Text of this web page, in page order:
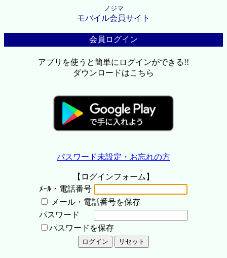
ノジマ
モバイル会員サイト
会員ログイン
アプリを使うと簡単にログインができる!!
ダウンロードはこちら
パスワード未設定・お忘れの方
【ログインフォーム】
ﾒｰﾙ・電話番号
メール・電話番号を保存
パスワード
パスワードを保存